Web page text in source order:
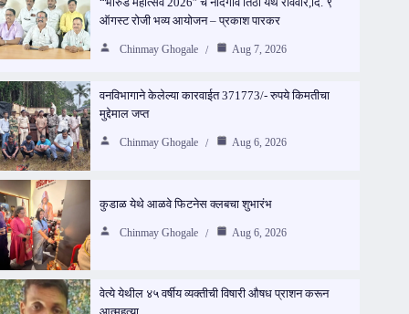
ऑगस्ट रोजी भव्य आयोजन – प्रकाश पारकर
Chinmay Ghogale Aug 7, 2026
वनविभागाने केलेल्या कारवाईत 371773/- रुपये किमतीचा
मुद्देमाल जप्त
Chinmay Ghogale Aug 6, 2026
कुडाळ येथे आळवे फिटनेस क्लबचा शुभारंभ
Chinmay Ghogale Aug 6, 2026
वेत्ये येथील ४५ वर्षीय व्यक्तीची विषारी औषध प्राशन करून